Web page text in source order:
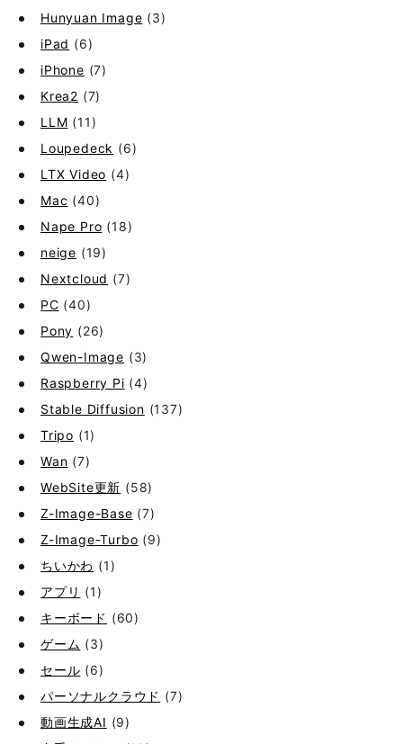
Hunyuan Image (3)
iPad (6)
iPhone (7)
Krea2 (7)
LLM (11)
Loupedeck (6)
LTX Video (4)
Mac (40)
Nape Pro (18)
neige (19)
Nextcloud (7)
PC (40)
Pony (26)
Qwen-Image (3)
Raspberry Pi (4)
Stable Diffusion (137)
Tripo (1)
Wan (7)
WebSite更新 (58)
Z-Image-Base (7)
Z-Image-Turbo (9)
ちいかわ (1)
アプリ (1)
キーボード (60)
ゲーム (3)
セール (6)
パーソナルクラウド (7)
動画生成AI (9)